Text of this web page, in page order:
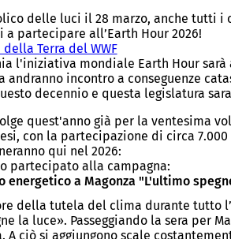
delle luci il 28 marzo, anche tutti
partecipare all’Earth Hour 2026!
Terra del WWF(
S
i
a
r
e
i
n
u
n
a
n
l'iniziativa mondiale Earth Hour
andranno incontro a conseguenze
decennio e questa legislatura
quest'anno già per la ventesima
con la partecipazione di circa
qui nel 2026:
partecipato alla campagna:
energetico a Magonza "L'ultimo
della tutela del clima durante
la luce». Passeggiando la sera
A ciò si aggiungono scale